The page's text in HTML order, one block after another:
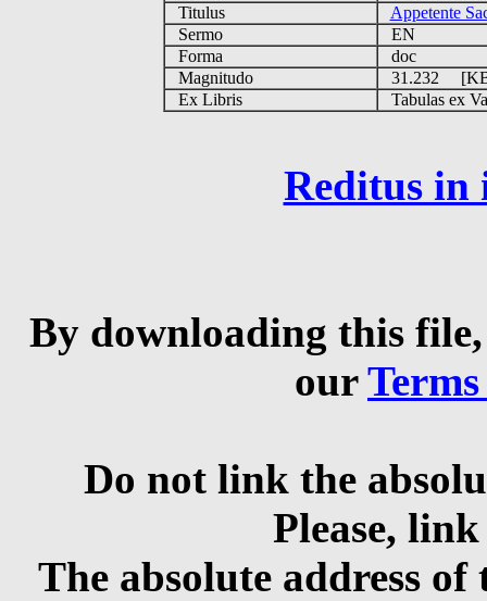
Titulus
Appetente
Sermo
EN
Forma
doc
Magnitudo
31.232
Ex Libris
Tabulas ex
Reditus in
By downloading this
our
Do not link the
Please,
The absolute address